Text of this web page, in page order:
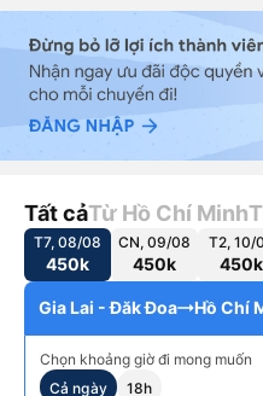
Tất cảTừ Hồ Chí Minh
T7, 08/08
450k
CN, 09/08
450k
T2, 10/
450k
Gia Lai - Đăk Đoa Hồ Chí
Chọn khoảng giờ đi mong muốn
Cả ngày
18h